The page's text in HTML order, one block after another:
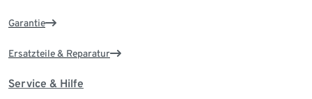
Garantie
Ersatzteile & Reparatur
Service & Hilfe